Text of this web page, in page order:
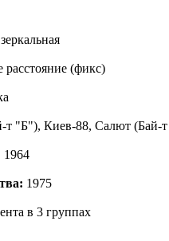
расстояние (фикс)
т "Б"), Киев-88, Салют (Бай-
1964
1975
в 3 группах